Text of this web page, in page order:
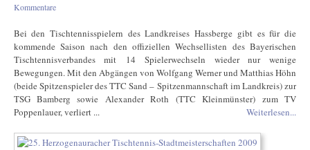
Kommentare
Bei den Tischtennisspielern des Landkreises Hassberge gibt es für die
kommende Saison nach den offiziellen Wechsellisten des Bayerischen
Tischtennisverbandes mit 14 Spielerwechseln wieder nur wenige
Bewegungen. Mit den Abgängen von Wolfgang Werner und Matthias Höhn
(beide Spitzenspieler des TTC Sand – Spitzenmannschaft im Landkreis) zur
TSG Bamberg sowie Alexander Roth (TTC Kleinmünster) zum TV
Poppenlauer, verliert ...
Weiterlesen...